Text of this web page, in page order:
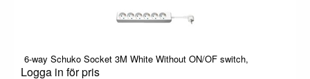
6-way Schuko Socket 3M White Without ON/OF switch,
Logga in för pris